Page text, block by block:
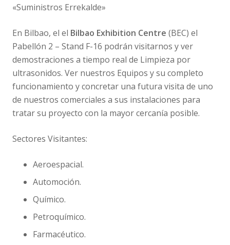
«Suministros Errekalde»
En Bilbao, el el Bilbao Exhibition Centre (BEC) el
Pabellón 2 – Stand F-16 podrán visitarnos y ver
demostraciones a tiempo real de Limpieza por
ultrasonidos. Ver nuestros Equipos y su completo
funcionamiento y concretar una futura visita de uno
de nuestros comerciales a sus instalaciones para
tratar su proyecto con la mayor cercanía posible.
Sectores Visitantes:
Aeroespacial.
Automoción.
Químico.
Petroquímico.
Farmacéutico.